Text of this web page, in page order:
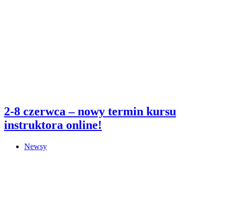
2-8 czerwca – nowy termin kursu
instruktora online!
Newsy